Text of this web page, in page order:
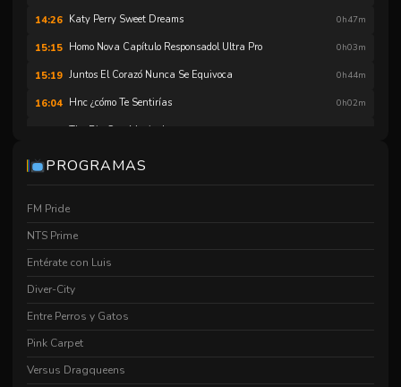
14:26 Katy Perry Sweet Dreams 0h47m
15:15 Homo Nova Capítulo Responsadol Ultra Pro 0h03m
15:19 Juntos El Corazó Nunca Se Equivoca 0h44m
16:04 Hnc ¿cómo Te Sentirías 0h02m
The Big Gay Musical
17:43 After Noon
19:16 Juntos El Corazó Nunca Se Equivoca
20:03 Pinkcarpet
21:20 Iconica Reina Del Show
22:35 Dragula
Copia De Alto Riesgo Buena
PROGRAMAS
FM Pride
NTS Prime
Entérate con Luis
Diver-City
Entre Perros y Gatos
Pink Carpet
Versus Dragqueens